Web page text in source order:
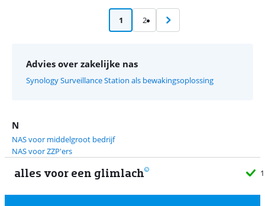
1 2
Advies over zakelijke nas
Synology Surveillance Station als bewakingsoplossing
N
NAS voor middelgroot bedrijf
NAS voor ZZP'ers
alles voor een glimlach